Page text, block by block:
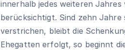
innerhalb jedes weiteren
berücksichtigt. Sind zehn Jahre
verstrichen, bleibt die
Ehegatten erfolgt, so beginnt